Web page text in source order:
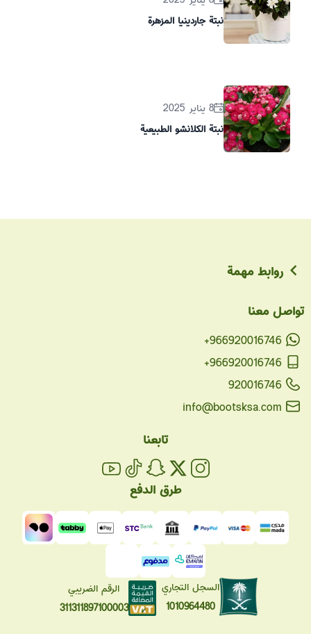
نبتة جاردينيا المزهرة
8 يناير 2025
نبتة الكلانشو الطبيعية
روابط مهمة
تواصل معنا
+966920016746
+966920016746
920016746
info@bootsksa.com
تابعنا
طرق الدفع
السجل التجاري
1010964480
الرقم الضريبي
311311897100003